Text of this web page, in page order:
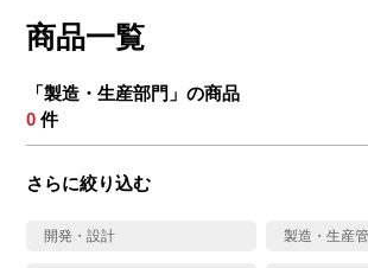
商品一覧
「製造・生産部門」の商品
0 件
さらに絞り込む
開発・設計 製造・生産